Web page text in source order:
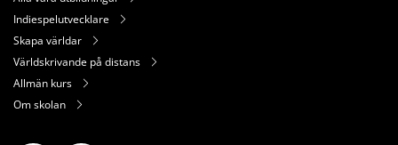
Indiespelutvecklare
Skapa världar
Världskrivande på distans
Allmän kurs
Om skolan